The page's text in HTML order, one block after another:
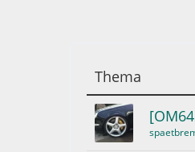
Thema